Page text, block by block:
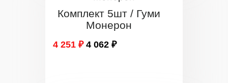
Комплект 5шт / Гуми
Монерон
4 251 ₽ 4 062 ₽